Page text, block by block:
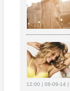
12:00 | 08-09-14 |